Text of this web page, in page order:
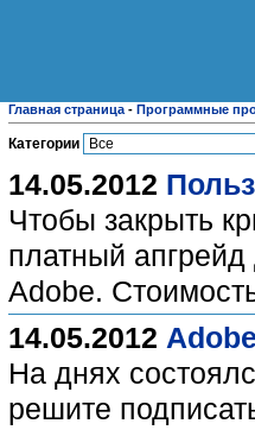
Главная страница - Программные
Категории
14.05.2012
Чтобы закрыть
платный
Adobe.
14.05.2012
На днях
решите